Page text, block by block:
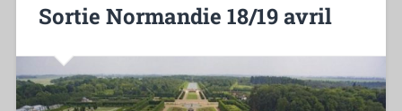
Sortie Normandie 18/19 avril